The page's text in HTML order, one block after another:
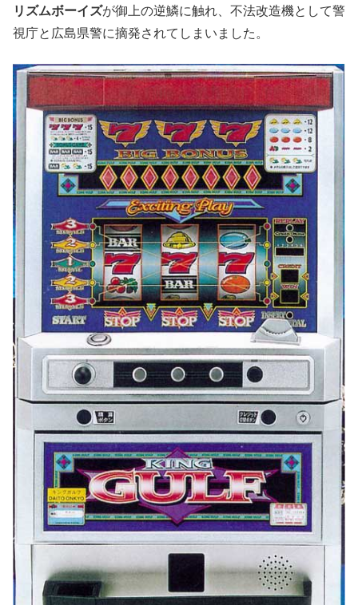
リズムボーイズが御上の逆鱗に触れ、不法改造機として警
視庁と広島県警に摘発されてしまいました。